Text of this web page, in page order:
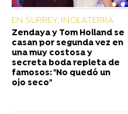
EN SURREY, INGLATERRA
Zendaya y Tom Holland se
casan por segunda vez en
una muy costosa y
secreta boda repleta de
famosos: "No quedó un
ojo seco"